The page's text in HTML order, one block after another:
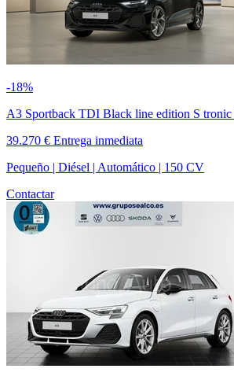
-18%
A3 Sportback TDI Black line edition S
39.270 € Entrega inmediata
Pequeño | Diésel | Automático | 150 CV
Contactar